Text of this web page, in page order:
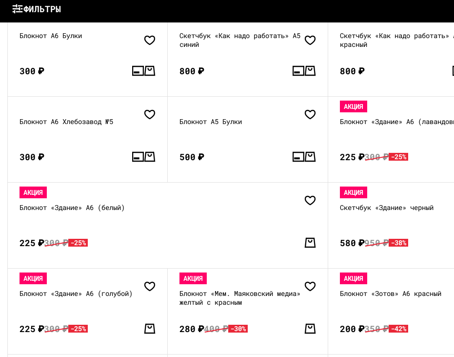
ФИЛЬТРЫ
Блокнот А6 Булки
300₽
Скетчбук «Как надо работать» А5
синий
800₽
Скетчбук «Как надо работать»
красный
800₽
Блокнот А6 Хлебозавод №5
300₽
Блокнот А5 Булки
500₽
АКЦИЯ
Блокнот «Здание» А6
225₽300₽ -25%
АКЦИЯ
Блокнот «Здание» А6 (белый)
225₽300₽ -25%
АКЦИЯ
Скетчбук «Здание» черный
580₽950₽ -38%
АКЦИЯ
Блокнот «Здание» А6 (голубой)
225₽300₽ -25%
АКЦИЯ
Блокнот «Мем. Маяковский медиа»
желтый с красным
280₽400₽ -30%
АКЦИЯ
Блокнот «Зотов» А6 красный
200₽350₽ -42%